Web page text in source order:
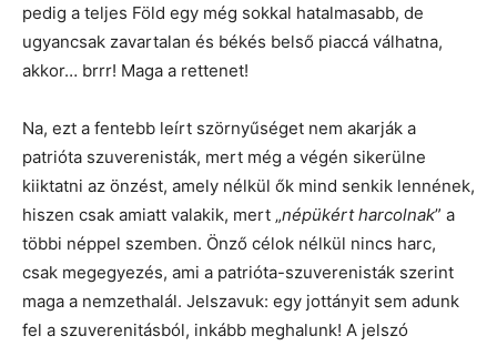
pedig a teljes Föld egy még sokkal hatalmasabb, de
ugyancsak zavartalan és békés belső piaccá válhatna,
akkor… brrr! Maga a rettenet!
Na, ezt a fentebb leírt szörnyűséget nem akarják a
patrióta szuverenisták, mert még a végén sikerülne
kiiktatni az önzést, amely nélkül ők mind senkik lennének,
hiszen csak amiatt valakik, mert „népükért harcolnak” a
többi néppel szemben. Önző célok nélkül nincs harc,
csak megegyezés, ami a patrióta-szuverenisták szerint
maga a nemzethalál. Jelszavuk: egy jottányit sem adunk
fel a szuverenitásból, inkább meghalunk! A jelszó